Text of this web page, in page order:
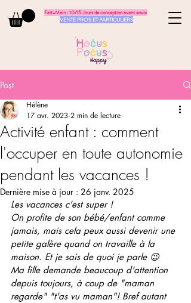
Fait-Main : 10/15 Jours de conception avant envoi
VENTE PROS ET PARTICULIERS
Post
Activité enfant : comment
l'occuper en toute autonomie
pendant les vacances !
Hélène
17 avr. 2023 2 min de lecture
Dernière mise à jour : 26 janv. 2025
Les vacances c'est super !
On profite de son bébé/enfant comme
jamais, mais cela peux aussi devenir une
petite galère quand on travaille à la
maison. Et je sais de quoi je parle 😉
Ma fille demande beaucoup d'attention
depuis toujours, à coup de "maman
regarde" "t'as vu maman"! Bref autant